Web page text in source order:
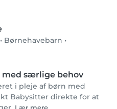
• Børnehavebarn •
særlige behov
i pleje af børn med
Babysitter direkte for at